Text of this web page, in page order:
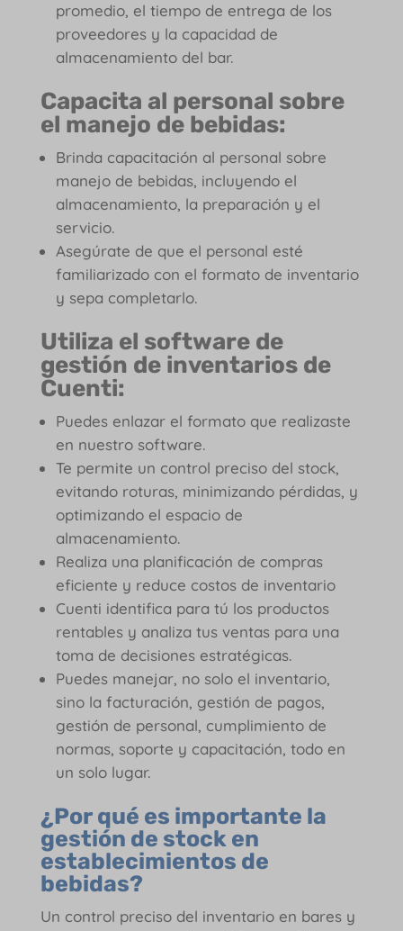
promedio, el tiempo de entrega de los
proveedores y la capacidad de
almacenamiento del bar.
Capacita al personal sobre
el manejo de bebidas:
Brinda capacitación al personal sobre
manejo de bebidas, incluyendo el
almacenamiento, la preparación y el
servicio.
Asegúrate de que el personal esté
familiarizado con el formato de inventario
y sepa completarlo.
Utiliza el software de
gestión de inventarios de
Cuenti:
Puedes enlazar el formato que realizaste
en nuestro software.
Te permite un control preciso del stock,
evitando roturas, minimizando pérdidas, y
optimizando el espacio de
almacenamiento.
Realiza una planificación de compras
eficiente y reduce costos de inventario
Cuenti identifica para tú los productos
rentables y analiza tus ventas para una
toma de decisiones estratégicas.
Puedes manejar, no solo el inventario,
sino la facturación, gestión de pagos,
gestión de personal, cumplimiento de
normas, soporte y capacitación, todo en
un solo lugar.
¿Por qué es importante la
gestión de stock en
establecimientos de
bebidas?
Un control preciso del inventario en bares y